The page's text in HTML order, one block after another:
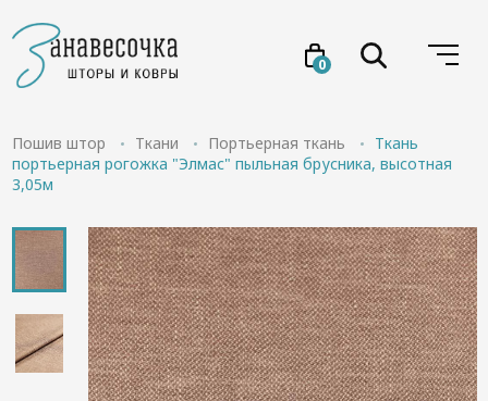
0
Услуги
Акции
Проекты
О нас
Пошив штор Ткани Портьерная ткань
Ткань
портьерная рогожка "Элмас" пыльная брусника, высотная
3,05м